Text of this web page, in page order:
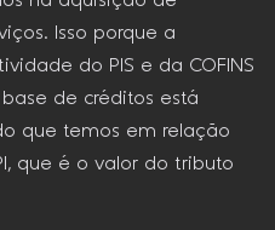
Isso porque a
do PIS e da COFINS
de créditos está
que temos em relação
que é o valor do tributo